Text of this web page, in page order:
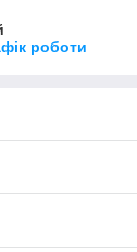
роботи